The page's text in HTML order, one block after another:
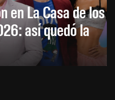
en La Casa de los
así quedó la